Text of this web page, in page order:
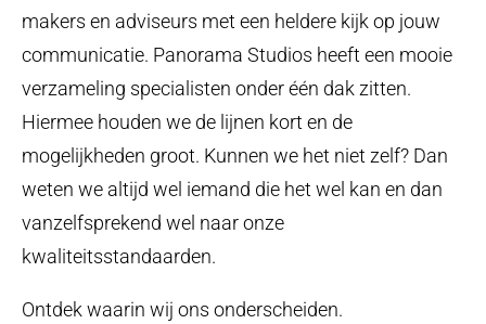
makers en adviseurs met een heldere kijk op jouw
communicatie. Panorama Studios heeft een mooie
verzameling specialisten onder één dak zitten.
Hiermee houden we de lijnen kort en de
mogelijkheden groot. Kunnen we het niet zelf? Dan
weten we altijd wel iemand die het wel kan en dan
vanzelfsprekend wel naar onze
kwaliteitsstandaarden.
Ontdek waarin wij ons onderscheiden.